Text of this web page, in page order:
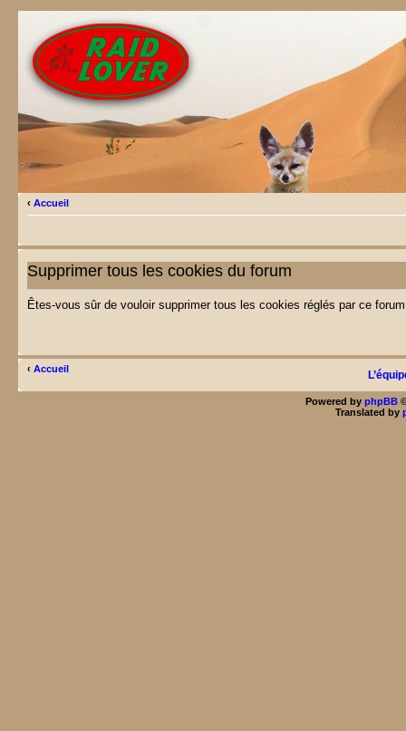
‹ Accueil
Supprimer tous les cookies du forum
Êtes-vous sûr de vouloir supprimer tous les cookies réglés par ce
‹ Accueil
Powered by phpBB©
Translated by